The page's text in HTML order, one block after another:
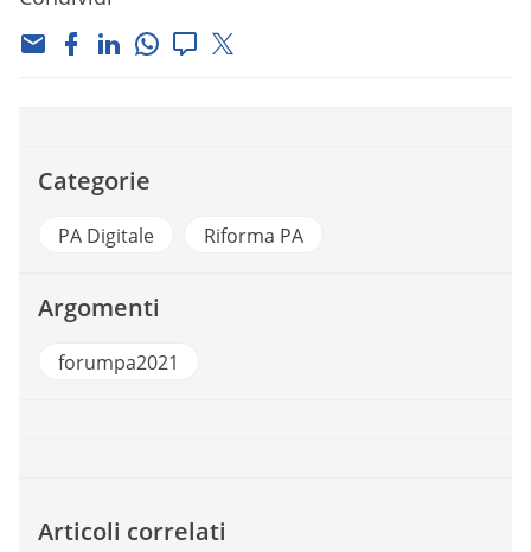
Categorie
PA Digitale Riforma PA
Argomenti
forumpa2021
Articoli correlati